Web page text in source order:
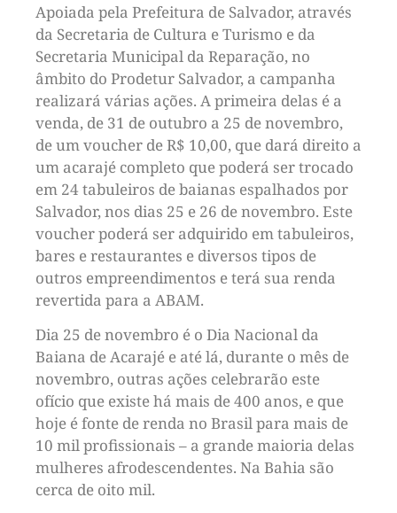
Apoiada pela Prefeitura de Salvador, através
da Secretaria de Cultura e Turismo e da
Secretaria Municipal da Reparação, no
âmbito do Prodetur Salvador, a campanha
realizará várias ações. A primeira delas é a
venda, de 31 de outubro a 25 de novembro,
de um voucher de R$ 10,00, que dará direito a
um acarajé completo que poderá ser trocado
em 24 tabuleiros de baianas espalhados por
Salvador, nos dias 25 e 26 de novembro. Este
voucher poderá ser adquirido em tabuleiros,
bares e restaurantes e diversos tipos de
outros empreendimentos e terá sua renda
revertida para a ABAM.
Dia 25 de novembro é o Dia Nacional da
Baiana de Acarajé e até lá, durante o mês de
novembro, outras ações celebrarão este
ofício que existe há mais de 400 anos, e que
hoje é fonte de renda no Brasil para mais de
10 mil profissionais – a grande maioria delas
mulheres afrodescendentes. Na Bahia são
cerca de oito mil.